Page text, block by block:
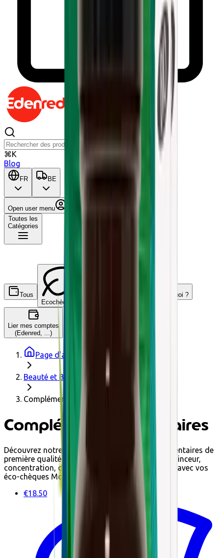
⌘K
Blog
FR BE
Open user menu
Toutes les
Catégories
Tous
Ecochèques
C'est quoi ?
Lier mes comptes
(Edenred, ...)
Page d'accueil
Beauté et Bien-être
Compléments alimentaires
Compléments alimentaires
Découvrez notre sélection de compléments alimentaires de
première qualité sur Impactedd : pour sportifs, minceur,
concentration, détox... Faites vos achats en ligne avec vos
éco-chèques Monizze, Pluxee et Edenred.
€18.50